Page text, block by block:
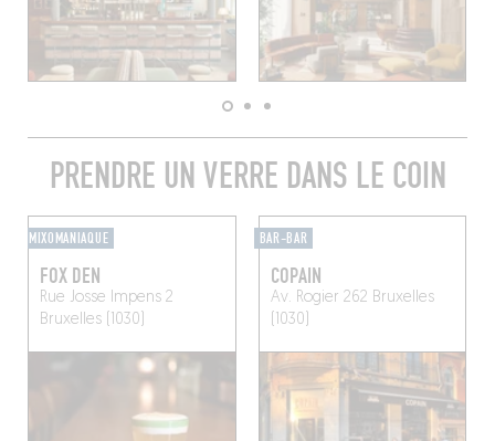
PRENDRE UN VERRE DANS LE COIN
MIXOMANIAQUE
FOX DEN
Rue Josse Impens 2
Bruxelles (1030)
BAR-BAR
COPAIN
Av. Rogier 262 Bruxelles
(1030)